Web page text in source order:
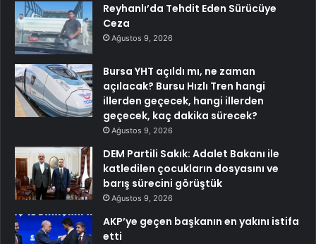
Reyhanlı’da Tehdit Eden Sürücüye
Ceza
Ağustos 9, 2026
Bursa YHT açıldı mı, ne zaman
açılacak? Bursu Hızlı Tren hangi
illerden geçecek, hangi illerden
geçecek, kaç dakika sürecek?
Ağustos 9, 2026
DEM Partili Sakık: Adalet Bakanı ile
katledilen çocukların dosyasını ve
barış sürecini görüştük
Ağustos 9, 2026
AKP’ye geçen başkanın en yakını istifa
etti